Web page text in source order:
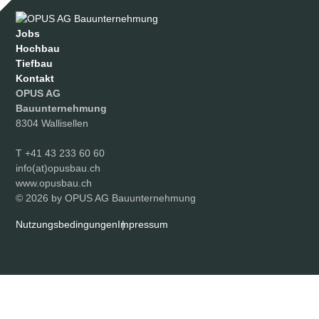
Jobs
Hochbau
Tiefbau
Kontakt
OPUS AG
Bauunternehmung
8304 Wallisellen
T+41 43 233 60 60
info(at)opusbau.ch
www.opusbau.ch
© 2026 by OPUS AG Bauunternehmung
NutzungsbedingungenImpressum